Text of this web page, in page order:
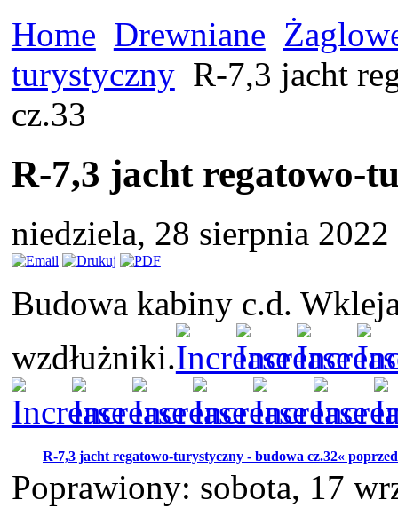
Home Drewniane
turystyczny R-7,3 jacht
cz.33
R-7,3 jacht regatowo-
niedziela, 28 sierpnia
Budowa kabiny c.d.
wzdłużniki.
R-7,3 jacht regatowo-turystyczny - budowa cz.32«
Poprawiony: sobota, 17